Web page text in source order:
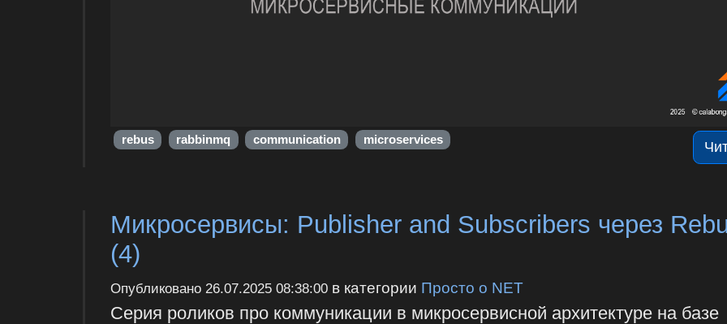
rebus rabbinmq communication microservices
Микросервисы: Publisher and Subscribers через
(4)
Опубликовано 26.07.2025 08:38:00в категории Просто о NET
Серия роликов про коммуникации в микросервисной архитектуре на базе